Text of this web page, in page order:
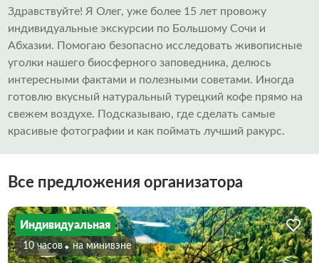
Здравствуйте! Я Олег, уже более 15 лет провожу
индивидуальные экскурсии по Большому Сочи и
Абхазии. Помогаю безопасно исследовать живописные
уголки нашего биосферного заповедника, делюсь
интересными фактами и полезными советами. Иногда
готовлю вкусный натуральный турецкий кофе прямо на
свежем воздухе. Подсказываю, где сделать самые
красивые фотографии и как поймать лучший ракурс.
Все предложения организатора
Индивидуальная
10 часов На минивэне